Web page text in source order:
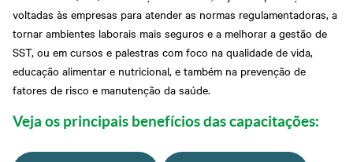
Cadastre-se em nossa
Newsletter
Sesi Viva Bem
Consultas e Exames
Ocupacionais
Treinamentos das
Regulamentadoras
Abrir Solicitação no SAC
Downloads
Credenciamento
Privacidade e Proteção
voltadas às empresas para atender as normas regulamentadoras, a
tornar ambientes laborais mais seguros e a melhorar a gestão de
SST, ou em cursos e palestras com foco na qualidade de vida,
educação alimentar e nutricional, e também na prevenção de
fatores de risco e manutenção da saúde.
Veja os principais benefícios das capacitações: